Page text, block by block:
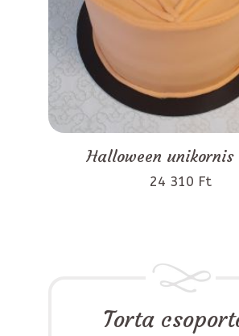
Halloween
24 310 Ft
Torta